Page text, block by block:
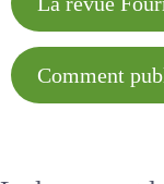
La revue